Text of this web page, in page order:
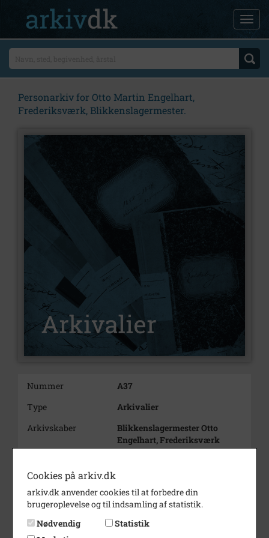
Personarkiv for Otto Martin Engelhart,
Frederiksværk, Blikkenslagermester.
Nummer
A37
Type
Arkivalier
Arkivskaber
Blikkenslagermester Otto
Engelhart, Frederiksværk
Søn af Hans (A212) og Marie
Cookies på arkiv.dk
arkiv.dk anvender cookies til at forbedre din
brugeroplevelse og til indsamling af statistik.
Nødvendig
Statistik